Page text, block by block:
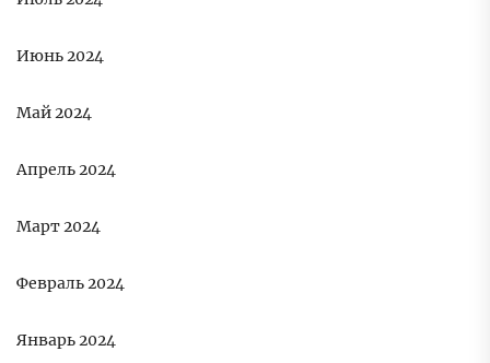
Июнь 2024
Май 2024
Апрель 2024
Март 2024
Февраль 2024
Январь 2024